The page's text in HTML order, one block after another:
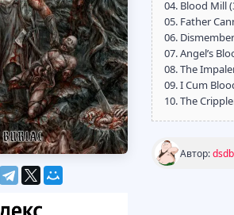
04. Blood Mill
05. Father
06.
07. Angel’s
08. The
09. I Cum
10. The
Автор: